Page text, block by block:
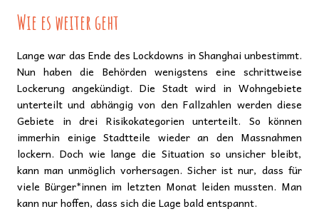
Wie es weiter geht
Lange war das Ende des Lockdowns in Shanghai unbestimmt.
Nun haben die Behörden wenigstens eine schrittweise
Lockerung angekündigt. Die Stadt wird in Wohngebiete
unterteilt und abhängig von den Fallzahlen werden diese
Gebiete in drei Risikokategorien unterteilt. So können
immerhin einige Stadtteile wieder an den Massnahmen
lockern. Doch wie lange die Situation so unsicher bleibt,
kann man unmöglich vorhersagen. Sicher ist nur, dass für
viele Bürger*innen im letzten Monat leiden mussten. Man
kann nur hoffen, dass sich die Lage bald entspannt.